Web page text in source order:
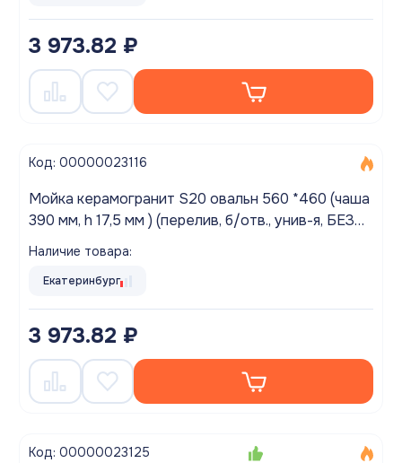
3 973.82 ₽
Код: 00000023116
Мойка керамогранит S20 овальн 560 *460 (чаша
390 мм, h 17,5 мм ) (перелив, б/отв., унив-я, БЕЗ
Наличие товара:
Екатеринбург
3 973.82 ₽
Код: 00000023125